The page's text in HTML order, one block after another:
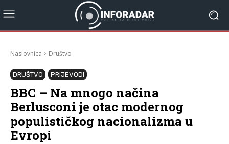
Naslovnica Društvo
DRUŠTVO PRIJEVODI
BBC – Na mnogo načina
Berlusconi je otac modernog
populističkog nacionalizma u
Evropi